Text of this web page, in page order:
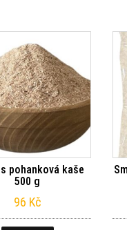
pohanková kaše
500 g
96 Kč